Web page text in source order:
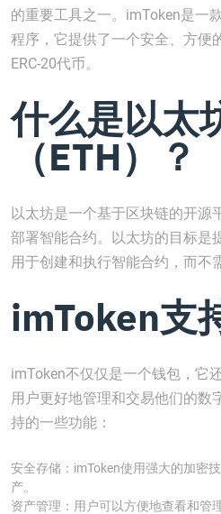
的重要工具之一。imToken是一
程序，它提供了一个安全、方便
ERC-20代币。
什么是以太
（ETH）？
以太坊是一个基于区块链的开源
部署智能合约。以太坊的目标是
用于创建和执行智能合约，而不
imToken支
imToken不仅仅是一个钱包，它
用户更好地管理和交易他们的数
持的一些功能：
安全存储：imToken使用强大的加密
产。
资产管理：用户可以方便地查看和管